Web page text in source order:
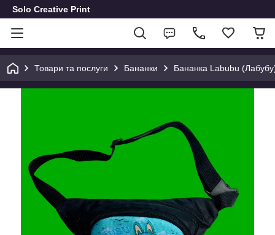
Solo Creative Print
Товари та послуги Бананки Бананка Labubu